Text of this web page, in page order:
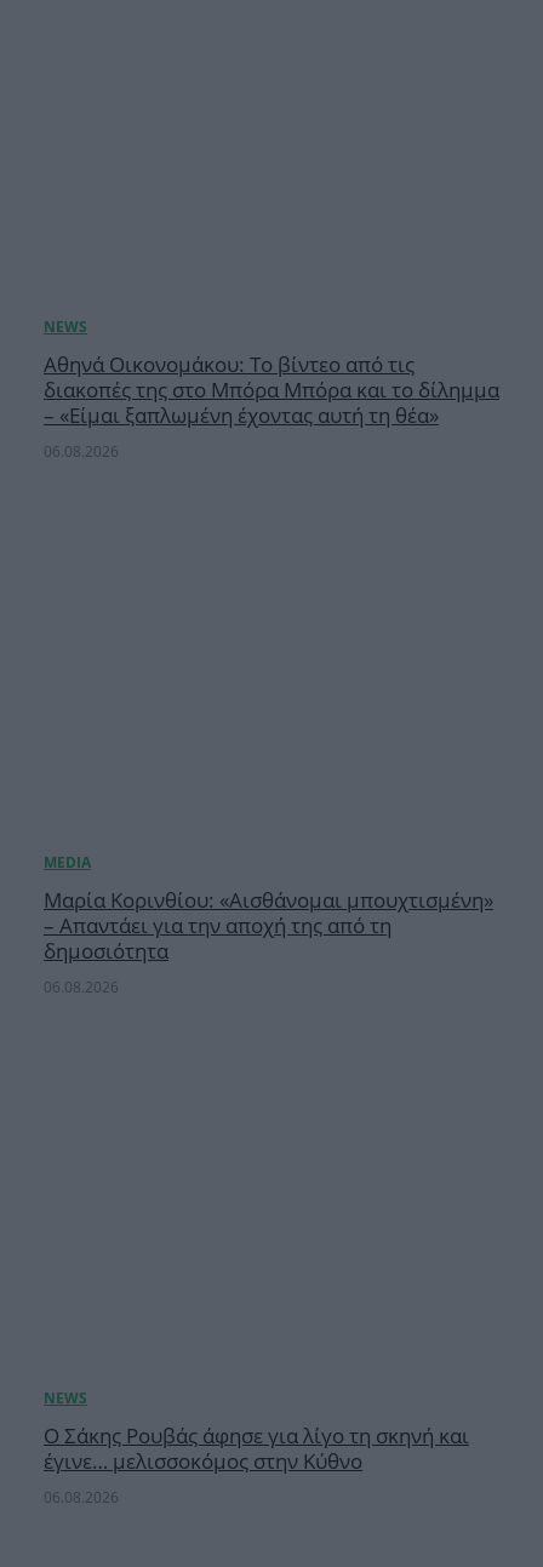
Αθηνά Οικονομάκου: Το βίντεο από τις
διακοπές της στο Μπόρα Μπόρα και το δίλημμα
– «Είμαι ξαπλωμένη έχοντας αυτή τη θέα»
06.08.2026
Μαρία Κορινθίου: «Αισθάνομαι μπουχτισμένη»
– Απαντάει για την αποχή της από τη
δημοσιότητα
06.08.2026
Ο Σάκης Ρουβάς άφησε για λίγο τη σκηνή και
έγινε… μελισσοκόμος στην Κύθνο
06.08.2026